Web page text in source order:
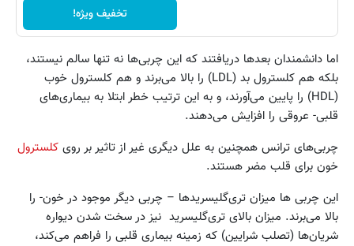
تخفیف ویژه!
اما دانشمندان بعدها دریافتند که این چربی‌ها نه تنها سالم نیستند،
بلکه هم کلسترول بد (LDL) را بالا می‌برند و هم کلسترول خوب
(HDL) را پایین می‌‌آورند، و به این ترتیب خطر ابتلا به بیماری‌های
قلبی- عروقی را افزایش می‌دهند.
چربی‌های ترانس همچنین به علل دیگری غیر از تاثیر بر روی کلسترول
خون برای قلب مضر هستند.
این چربی ها میزان تری‌گلیسرید‌ها – چربی دیگر موجود در خون- را
بالا می‌برند. میزان بالای تری‌گلیسرید نیز در سخت شدن دیواره
شریان‌ها (تصلب‌ شرایین) که زمینه بیماری قلبی را فراهم می‌کند،